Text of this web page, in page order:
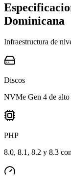
Dominicana
Infraestructura de
Discos
NVMe Gen 4 de alto
PHP
8.0, 8.1, 8.2 y 8.3